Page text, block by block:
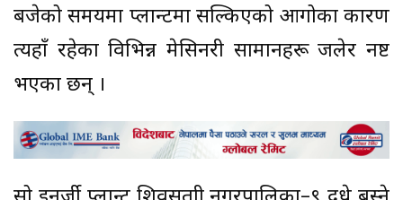
बजेको समयमा प्लान्टमा सल्किएको आगोका कारण
त्यहाँ रहेका विभिन्न मेसिनरी सामानहरू जलेर नष्ट
भएका छन् ।